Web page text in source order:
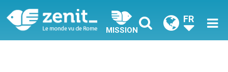
MISSION
FR